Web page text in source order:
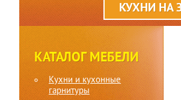
КУХНИ НА
КАТАЛОГ МЕБЕЛИ
Кухни и кухонные
гарнитуры